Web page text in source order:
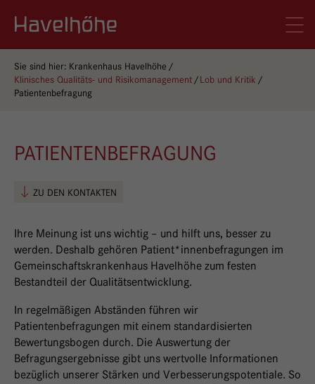
Sie sind hier: Krankenhaus Havelhöhe
Klinisches Qualitäts- und Risikomanagement
Lob und Kritik
Patientenbefragung
PATIENTENBEFRAGUNG
ZU DEN KONTAKTEN
Ihre Meinung ist uns wichtig – und hilft uns, besser zu
werden. Deshalb gehören Patient*innenbefragungen im
Gemeinschaftskrankenhaus Havelhöhe zum festen
Bestandteil der Qualitätsentwicklung.
In regelmäßigen Abständen führen wir
Patientenbefragungen mit einem standardisierten
Bewertungsbogen durch. Die Auswertung der
Befragungsergebnisse gibt uns wertvolle Informationen
bezüglich unserer Stärken und Verbesserungspotentiale. So